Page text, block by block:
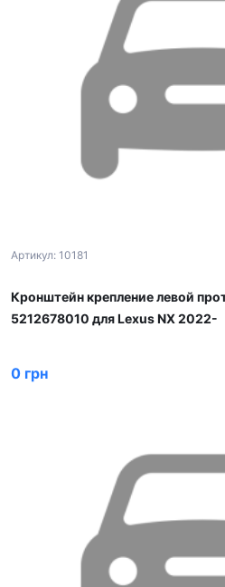
Артикул: 10181
Кронштейн крепление левой
5212678010 для Lexus NX 2022-
0 грн